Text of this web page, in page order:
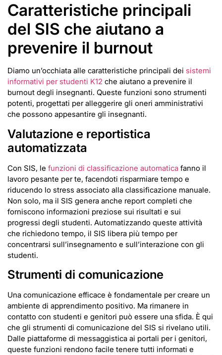
Caratteristiche principali
del SIS che aiutano a
prevenire il burnout
Diamo un’occhiata alle caratteristiche principali dei sistemi
informativi per studenti K12 che aiutano a prevenire il
burnout degli insegnanti. Queste funzioni sono strumenti
potenti, progettati per alleggerire gli oneri amministrativi
che possono appesantire gli insegnanti.
Valutazione e reportistica
automatizzata
Con SIS, le funzioni di classificazione automatica fanno il
lavoro pesante per te, facendoti risparmiare tempo e
riducendo lo stress associato alla classificazione manuale.
Non solo, ma il SIS genera anche report completi che
forniscono informazioni preziose sui risultati e sui
progressi degli studenti. Automatizzando queste attività
che richiedono tempo, il SIS libera più tempo per
concentrarsi sull’insegnamento e sull’interazione con gli
studenti.
Strumenti di comunicazione
Una comunicazione efficace è fondamentale per creare un
ambiente di apprendimento positivo. Ma rimanere in
contatto con studenti e genitori può essere una sfida. È qui
che gli strumenti di comunicazione del SIS si rivelano utili.
Dalle piattaforme di messaggistica ai portali per i genitori,
queste funzioni rendono facile tenere tutti informati e